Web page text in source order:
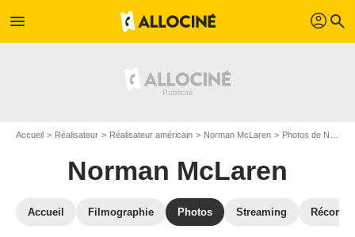
menu profil search
Accueil Réalisateur Réalisateur américain Norman McLaren Photos de Norman McLaren
Norman McLaren
Accueil Filmographie Photos Streaming